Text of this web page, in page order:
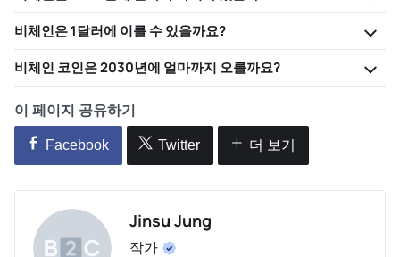
비체인은 1달러에 이를 수 있을까요?
비체인 코인은 2030년에 얼마까지 오를까요?
이 페이지 공유하기
Facebook Twitter 더 보기
Jinsu Jung
작가